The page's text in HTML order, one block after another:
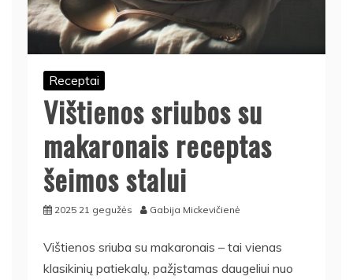
Receptai
Vištienos sriubos su
makaronais receptas
šeimos stalui
2025 21 gegužės Gabija Mickevičienė
Vištienos sriuba su makaronais – tai vienas
klasikinių patiekalų, pažįstamas daugeliui nuo